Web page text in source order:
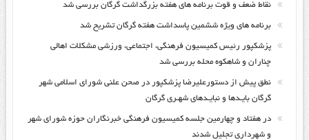
نقاط ضعف و قوت برنامه های هفته بزرگداشت گرگان بررسی شد
برنامه های ویژه ششمین پاسداشت هفته گرگان تشریح شد
پزشکپور رئیس کمیسیون فرهنگی، اجتماعی، ورزشی مشکلات اهالی
چناران و شاهکوه محله بررسی شد
نطق پیش از دستورعلیرضا پزشکپور در صحن علنی شورای اسلامی شهر
گرگان بایـدها و نبایـدهای شهـری گرگان
در هفتاد و چهارمین جلسه کمیسیون فرهنگی خبرنگاران حوزه شورای شهر
و شهرداری تجلیل شدند